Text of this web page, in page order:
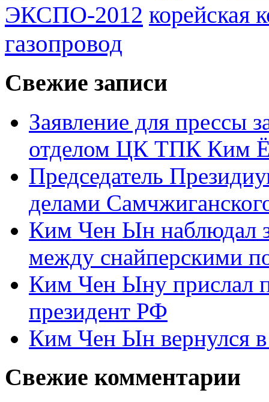
ЭКСПО-2012 корейская
газопровод
Свежие записи
Заявление для прессы
отделом ЦК ТПК Ким
Председатель
делами
Ким Чен Ын наблюдал
между снайперскими
Ким Чен Ыну прислал
президент РФ
Ким Чен Ын вернулся
Свежие комментарии